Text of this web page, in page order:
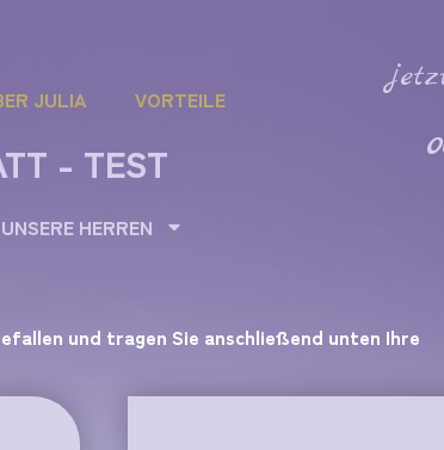
JULIA VORTEILE
- TEST
UNSERE HERREN
und tragen Sie anschließend unten Ihre